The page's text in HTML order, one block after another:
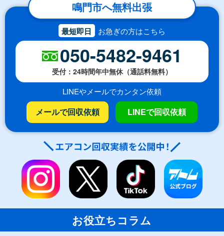
鳴門市へ無料出張
最短即日 お急ぎの方はこちら
050-5482-9461
受付：24時間年中無休（通話料無料）
LINEやメールでカンタン依頼
メールで回収依頼 LINEで回収依頼
お役立ちコラム